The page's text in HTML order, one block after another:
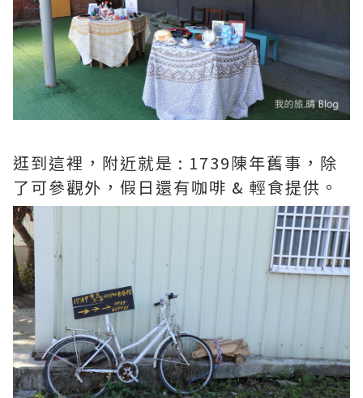
逛到這裡，附近就是 : 1739陳年舊事，除
了可參觀外，假日還有咖啡 & 輕食提供。